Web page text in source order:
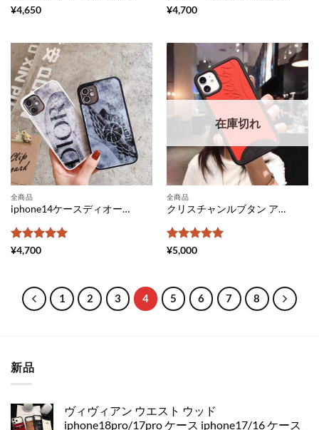
¥4,650
¥4,700
全商品
iphone14ケースディオール ジョーダン iphone13/12miniケースカッコイイ ケータイケース iphone12プロ dior 新作 iphone11pro max/11カバー 個性的 ブランド iphonexs/xr tpu ソフト ケース 海外 iphonexs max 保護カバー さりげない
5段階中
¥4,700
在庫切れ
全商品
クリスチャンルブタン アイフォン14/13proケース 人気 CL iphone12/12pro max ラバーケース 海外セレブ 愛用 iphone11pro/11/se 保護カバー シリコン iphonexs/xr ケース 赤黒 Louboutin iphonexs max スマホケース 激安
5段階中
¥5,000
1 2 3 4 5 6 7 8
新品
ヴィヴィアン ウエスト ウッド
iphone18pro/17pro ケース iphone17/16 ケース